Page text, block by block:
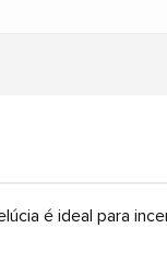
é ideal para